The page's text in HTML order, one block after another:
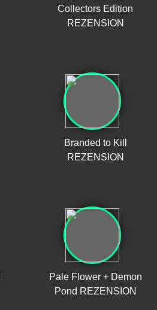
Collectors Edition
REZENSION
Branded to Kill
REZENSION
Pale Flower + Demon
Pond REZENSION